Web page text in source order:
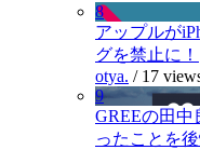
8
アップルが
グを禁止に！
otya. / 17
9
GREEの田
ったことを